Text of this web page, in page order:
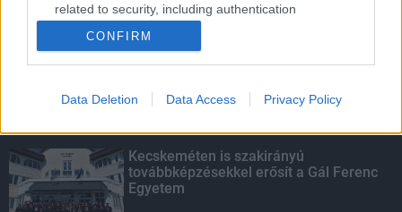
related to security, including authentication
CONFIRM
Data Deletion Data Access Privacy Policy
KIEMELT
Megérkezett az eső a Duna
Kecskeméten is szakirányú
továbbképzésekkel erősít a Gál Ferenc
Egyetem